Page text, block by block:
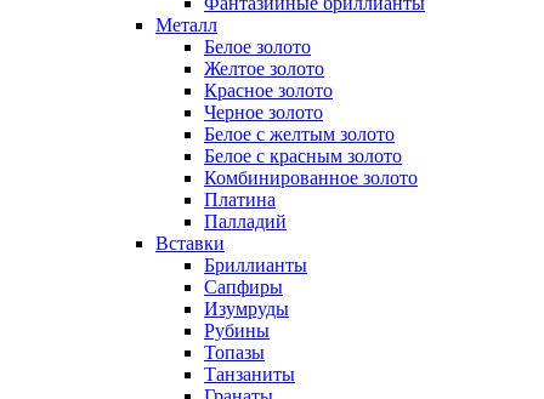
Металл
Белое золото
Желтое золото
Красное золото
Черное золото
Белое с желтым золото
Белое с красным золото
Комбинированное золото
Платина
Палладий
Вставки
Бриллианты
Сапфиры
Изумруды
Рубины
Топазы
Танзаниты